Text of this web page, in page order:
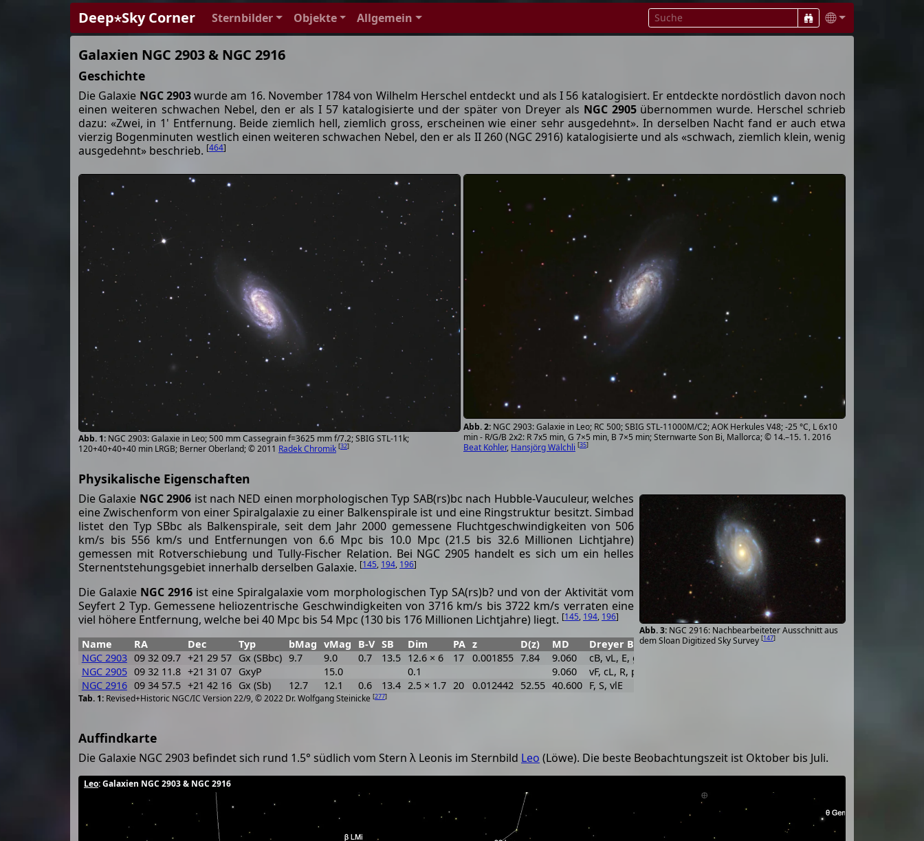
Deep⋆Sky Corner Sternbilder Objekte Allgemein
Galaxien NGC 2903 & NGC 2916
Geschichte
Die Galaxie NGC 2903wurde am 16. November 1784 von Wilhelm Herschel entdeckt und als I 56 katalogisiert. Er entdeckte nordöstlich davon noch
einen weiteren schwachen Nebel, den er als I 57 katalogisierte und der später von Dreyer als NGC 2905übernommen wurde. Herschel schrieb
dazu: «Zwei, in 1' Entfernung. Beide ziemlich hell, ziemlich gross, erscheinen wie einer sehr ausgedehnt». In derselben Nacht fand er auch etwa
vierzig Bogenminuten westlich einen weiteren schwachen Nebel, den er als II 260 (NGC 2916) katalogisierte und als «schwach, ziemlich klein, wenig
ausgedehnt» beschrieb. [464]
NGC 2903: Galaxie in Leo; 500 mm Cassegrain f=3625 mm f/7.2; SBIG STL-11k;
120+40+40+40 min LRGB; Berner Oberland; © 2011 Radek Chromik [32]
NGC 2903: Galaxie in Leo; RC 500; SBIG STL-11000M/C2; AOK Herkules V48; -25 °C, L 6x10
min - R/G/B 2x2: R 7x5 min, G 7×5 min, B 7×5 min; Sternwarte Son Bi, Mallorca; © 14.–15. 1. 2016
Beat Kohler, Hansjörg Wälchli [35]
Physikalische Eigenschaften
NGC 2916: Nachbearbeiteter Ausschnitt aus
dem Sloan Digitized Sky Survey [147]
Die Galaxie NGC 2906 ist nach NED einen morphologischen Typ SAB(rs)bc nach Hubble-Vauculeur, welches
eine Zwischenform von einer Spiralgalaxie zu einer Balkenspirale ist und eine Ringstruktur besitzt. Simbad
listet den Typ SBbc als Balkenspirale, seit dem Jahr 2000 gemessene Fluchtgeschwindigkeiten von 506
km/s bis 556 km/s und Entfernungen von 6.6 Mpc bis 10.0 Mpc (21.5 bis 32.6 Millionen Lichtjahre)
gemessen mit Rotverschiebung und Tully-Fischer Relation. Bei NGC 2905 handelt es sich um ein helles
Sternentstehungsgebiet innerhalb derselben Galaxie. [145, 194, 196]
Die Galaxie NGC 2916 ist eine Spiralgalaxie vom morphologischen Typ SA(rs)b? und von der Aktivität vom
Seyfert 2 Typ. Gemessene heliozentrische Geschwindigkeiten von 3716 km/s bis 3722 km/s verraten eine
viel höhere Entfernung, welche bei 40 Mpc bis 54 Mpc (130 bis 176 Millionen Lichtjahre) liegt. [145, 194, 196]
Revised+Historic NGC/IC Version 22/9, © 2022 Dr. Wolfgang Steinicke [277]
Name RA Dec Typ bMag vMag B-V SB Dim PA z D(z) MD Dreyer Beschreibung
Identifikation, Anmerkungen
NGC 2903 09 32 09.7 +21 29 57 Gx (SBbc) 9.7 9.0 0.7 13.5 12.6 × 6 17 0.001855 7.84 9.060 cB, vL, E, gmbM, r, sp of 2
NGC 2905 09 32 11.8 +21 31 07 GxyP 15.0 0.1 9.060 vF, cL, R, psbM, r, nf of 2
NGC 2916 09 34 57.5 +21 42 16 Gx (Sb) 12.7 12.1 0.6 13.4 2.5 × 1.7 20 0.012442 52.55 40.600 F, S, vlE
Auffindkarte
Die Galaxie NGC 2903 befindet sich rund 1.5° südlich vom Stern λ Leonis im Sternbild Leo (Löwe). Die beste Beobachtungszeit ist Oktober bis Juli.
Leo: Galaxien NGC 2903 & NGC 2916